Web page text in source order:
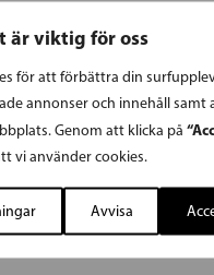
är viktig för oss
för att förbättra din
annonser och innehåll samt
Genom att klicka på
vi använder cookies.
Avvisa
FINLANDS
Svenska folkpartiet i
2.4.2016
ARTIKEL